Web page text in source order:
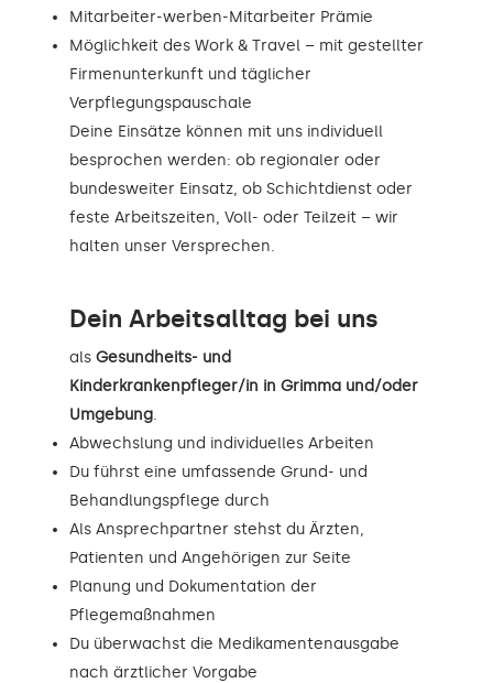
Mitarbeiter-werben-Mitarbeiter Prämie
Möglichkeit des Work & Travel – mit gestellter
Firmenunterkunft und täglicher
Verpflegungspauschale
Deine Einsätze können mit uns individuell
besprochen werden: ob regionaler oder
bundesweiter Einsatz, ob Schichtdienst oder
feste Arbeitszeiten, Voll- oder Teilzeit – wir
halten unser Versprechen.
Dein Arbeitsalltag bei uns
als Gesundheits- und
Kinderkrankenpfleger/in in Grimma und/oder
Umgebung.
Abwechslung und individuelles Arbeiten
Du führst eine umfassende Grund- und
Behandlungspflege durch
Als Ansprechpartner stehst du Ärzten,
Patienten und Angehörigen zur Seite
Planung und Dokumentation der
Pflegemaßnahmen
Du überwachst die Medikamentenausgabe
nach ärztlicher Vorgabe